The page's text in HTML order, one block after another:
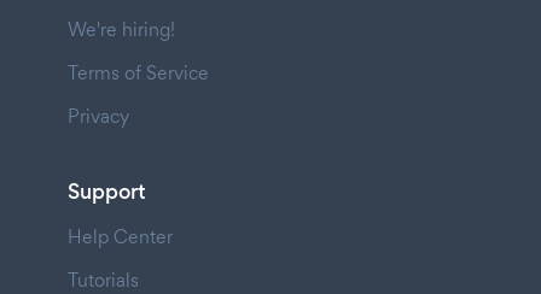
We're hiring!
Terms of Service
Privacy
Support
Help Center
Tutorials